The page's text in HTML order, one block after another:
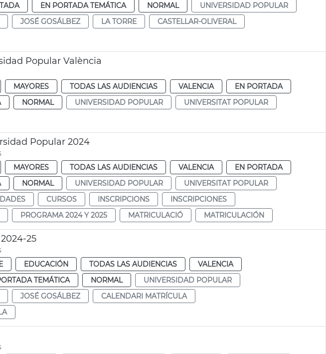
EN PORTADA TEMÁTICA NORMAL
UNIVERSIDAD POPULAR
JOSÉ GOSÁLBEZ LA TORRE
CASTELLAR-OLIVERAL
Popular València
MAYORES TODAS LAS AUDIENCIAS VALENCIA
EN PORTADA
NORMAL UNIVERSIDAD POPULAR
UNIVERSITAT POPULAR
Popular 2024
MAYORES TODAS LAS AUDIENCIAS VALENCIA
EN PORTADA
NORMAL UNIVERSIDAD POPULAR
UNIVERSITAT POPULAR
CURSOS INSCRIPCIONS
INSCRIPCIONES
PROGRAMA 2024 Y 2025 MATRICULACIÓ MATRICULACIÓN
25
EDUCACIÓN TODAS LAS AUDIENCIAS
VALENCIA
TEMÁTICA NORMAL
UNIVERSIDAD POPULAR
JOSÉ GOSÁLBEZ
CALENDARI MATRÍCULA